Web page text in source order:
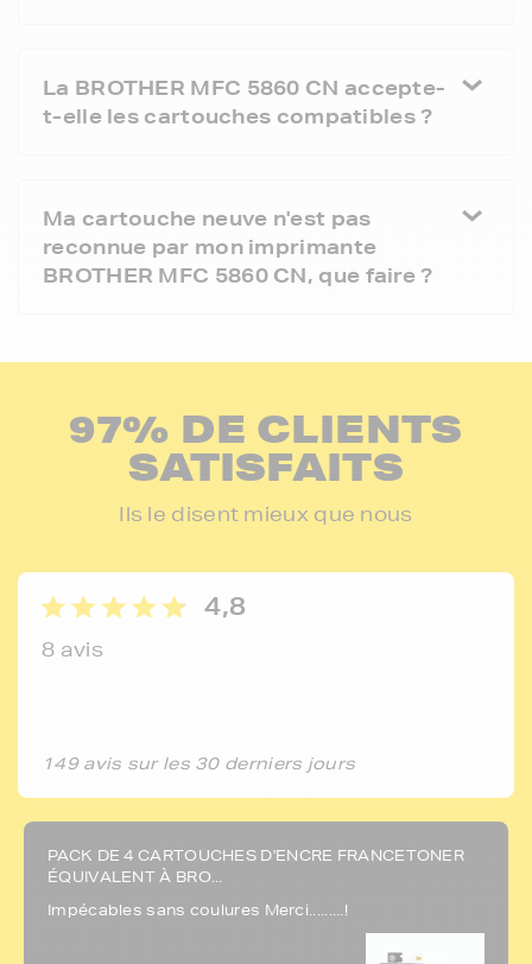
La BROTHER MFC 5860 CN accepte-
t-elle les cartouches compatibles ?
Ma cartouche neuve n'est pas
reconnue par mon imprimante
BROTHER MFC 5860 CN, que faire ?
97% DE CLIENTS
SATISFAITS
Ils le disent mieux que nous
4,8
8 avis
149 avis sur les 30 derniers jours
PACK DE 4 CARTOUCHES D'ENCRE FRANCETONER
ÉQUIVALENT À BRO...
Impécables sans coulures Merci.........!